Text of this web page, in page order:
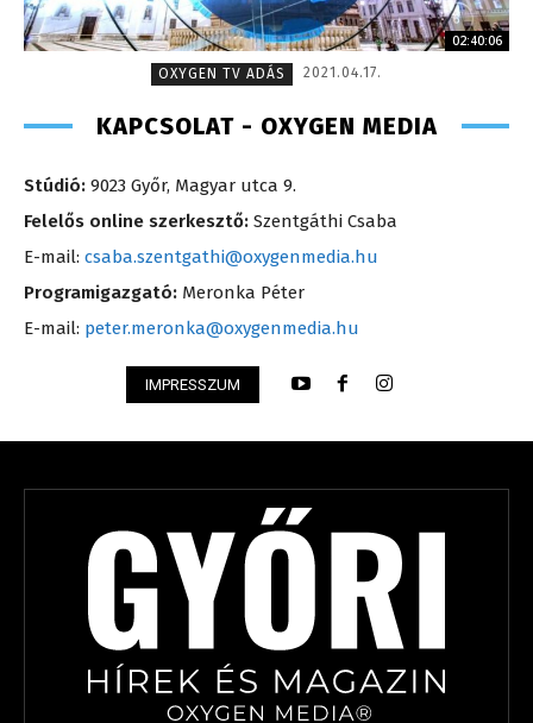
02:40:06
OXYGEN TV ADÁS
2021.04.17.
KAPCSOLAT - OXYGEN MEDIA
Stúdió: 9023 Győr, Magyar utca 9.
Felelős online szerkesztő: Szentgáthi Csaba
E-mail: csaba.szentgathi@oxygenmedia.hu
Programigazgató: Meronka Péter
E-mail: peter.meronka@oxygenmedia.hu
IMPRESSZUM